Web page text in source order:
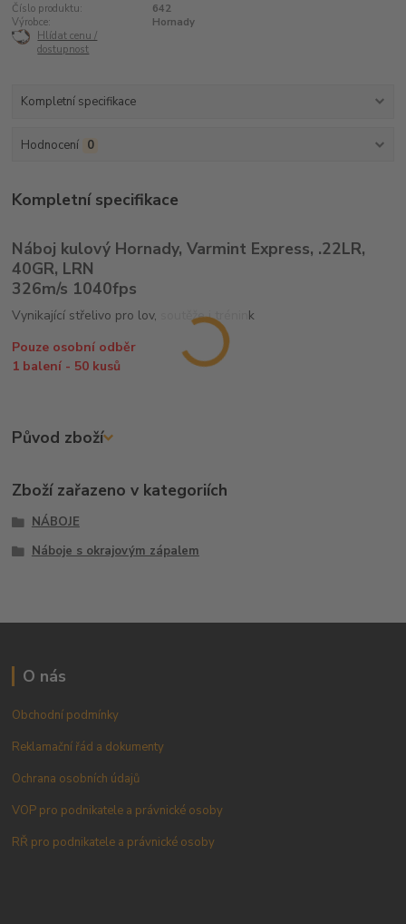
Číslo produktu:
642
Výrobce:
Hornady
Hlídat cenu /
dostupnost
Kompletní specifikace
Hodnocení 0
Kompletní specifikace
Náboj kulový Hornady, Varmint Express, .22LR,
40GR, LRN
326m/s 1040fps
Vynikající střelivo pro lov, soutěže i trénink
Pouze osobní odběr
1 balení - 50 kusů
Původ zboží
Zboží zařazeno v kategoriích
NÁBOJE
Náboje s okrajovým zápalem
O nás
Obchodní podmínky
Reklamační řád a dokumenty
Ochrana osobních údajů
VOP pro podnikatele a právnické osoby
RŘ pro podnikatele a právnické osoby